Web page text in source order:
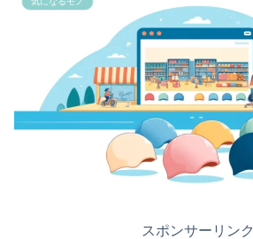
スポンサーリンク